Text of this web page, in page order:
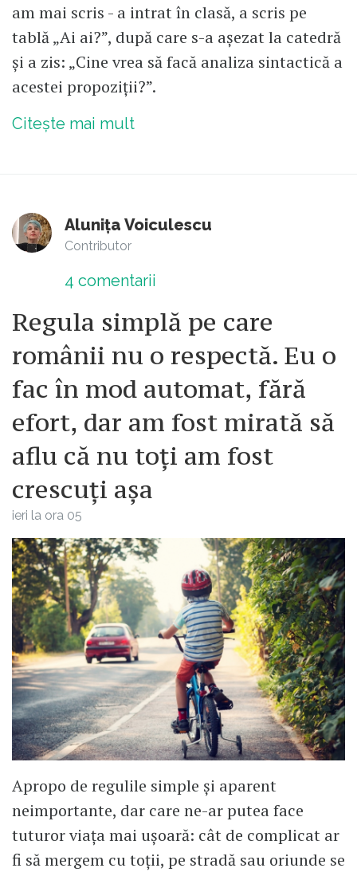
am mai scris - a intrat în clasă, a scris pe
tablă „Ai ai?”, după care s-a așezat la catedră
și a zis: „Cine vrea să facă analiza sintactică a
acestei propoziții?”.
Citește mai mult
Alunița Voiculescu
Contributor
4 comentarii
Regula simplă pe care
românii nu o respectă. Eu o
fac în mod automat, fără
efort, dar am fost mirată să
aflu că nu toți am fost
crescuți așa
ieri la ora 05
Apropo de regulile simple și aparent
neimportante, dar care ne-ar putea face
tuturor viața mai ușoară: cât de complicat ar
fi să mergem cu toții, pe stradă sau oriunde se